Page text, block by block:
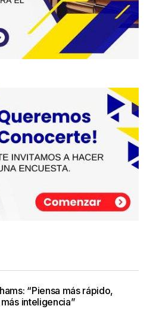
“Piensa más rápido,
inteligencia”